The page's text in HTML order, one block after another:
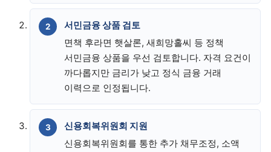
서민금융 상품 검토
면책 후라면 햇살론, 새희망홀씨 등 정책
서민금융 상품을 우선 검토합니다. 자격 요건이
까다롭지만 금리가 낮고 정식 금융 거래
이력으로 인정됩니다.
신용회복위원회 지원
신용회복위원회를 통한 추가 채무조정, 소액